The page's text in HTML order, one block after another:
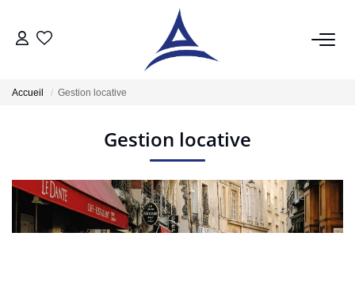
Acheter
Vendre
Estimer
Accueil Gestion locative
Gestion locative